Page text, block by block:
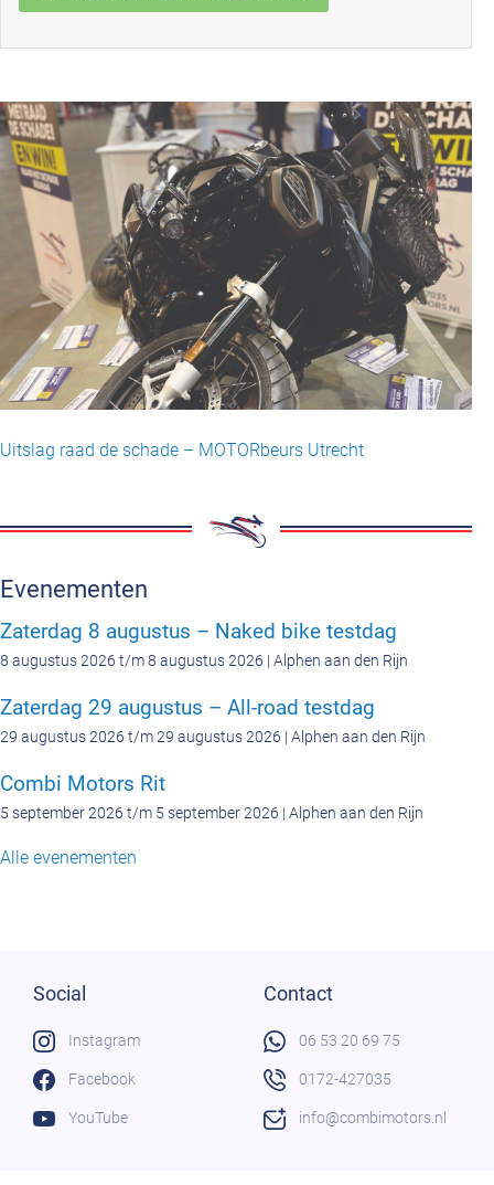
Uitslag raad de schade – MOTORbeurs Utrecht
Evenementen
Zaterdag 8 augustus – Naked bike testdag
8 augustus 2026 t/m 8 augustus 2026 | Alphen aan den Rijn
Zaterdag 29 augustus – All-road testdag
29 augustus 2026 t/m 29 augustus 2026 | Alphen aan den Rijn
Combi Motors Rit
5 september 2026 t/m 5 september 2026 | Alphen aan den Rijn
Alle evenementen
Social
Instagram
Facebook
YouTube
Contact
06 53 20 69 75
0172-427035
info@combimotors.nl